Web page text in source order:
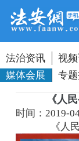
法治资讯 视
媒体会展
专
《人
时间：2019-
《人